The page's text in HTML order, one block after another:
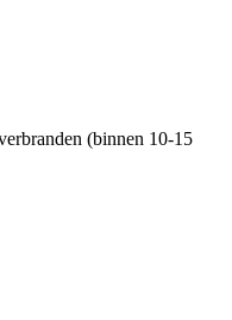
(binnen 10-15